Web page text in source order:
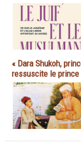
« Dara Shukoh,
ressuscite le